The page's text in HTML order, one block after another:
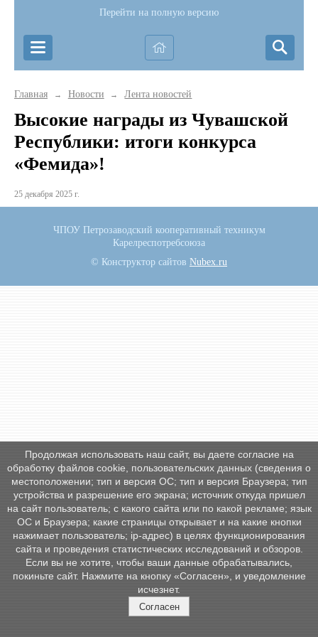
Перейти на полную версию
Главная → Новости → Лента новостей
Высокие награды из Чувашской
Республики: итоги конкурса
«Фемида»!
25 декабря 2025 г.
ЧПОУ Петрозаводский кооперативный техникум
Карелреспотребсоюза
© Конструктор сайтов Nubex.ru
Продолжая использовать наш сайт, вы даете согласие на
обработку файлов cookie, пользовательских данных (сведения о
местоположении; тип и версия ОС; тип и версия Браузера; тип
устройства и разрешение его экрана; источник откуда пришел
на сайт пользователь; с какого сайта или по какой рекламе; язык
ОС и Браузера; какие страницы открывает и на какие кнопки
нажимает пользователь; ip-адрес) в целях функционирования
сайта и проведения статистических исследований и обзоров.
Если вы не хотите, чтобы ваши данные обрабатывались,
покиньте сайт. Нажмите на кнопку «Согласен», и уведомление
исчезнет.
Согласен